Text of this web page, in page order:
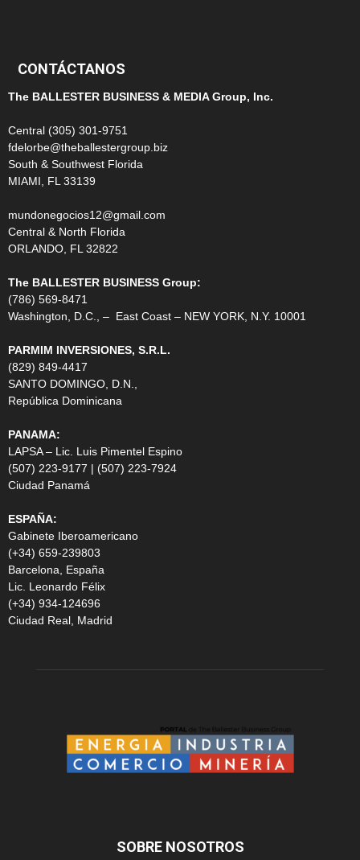
CONTÁCTANOS
The BALLESTER BUSINESS & MEDIA Group, Inc.
Central (305) 301-9751
fdelorbe@theballestergroup.biz
South & Southwest Florida
MIAMI, FL 33139
mundonegocios12@gmail.com
Central & North Florida
ORLANDO, FL 32822
The BALLESTER BUSINESS Group:
(786) 569-8471
Washington, D.C., – East Coast – NEW YORK, N.Y. 10001
PARMIM INVERSIONES, S.R.L.
(829) 849-4417
SANTO DOMINGO, D.N.,
República Dominicana
PANAMA:
LAPSA – Lic. Luis Pimentel Espino
(507) 223-9177 | (507) 223-7924
Ciudad Panamá
ESPAÑA:
Gabinete Iberoamericano
(+34) 659-239803
Barcelona, España
Lic. Leonardo Félix
(+34) 934-124696
Ciudad Real, Madrid
SOBRE NOSOTROS